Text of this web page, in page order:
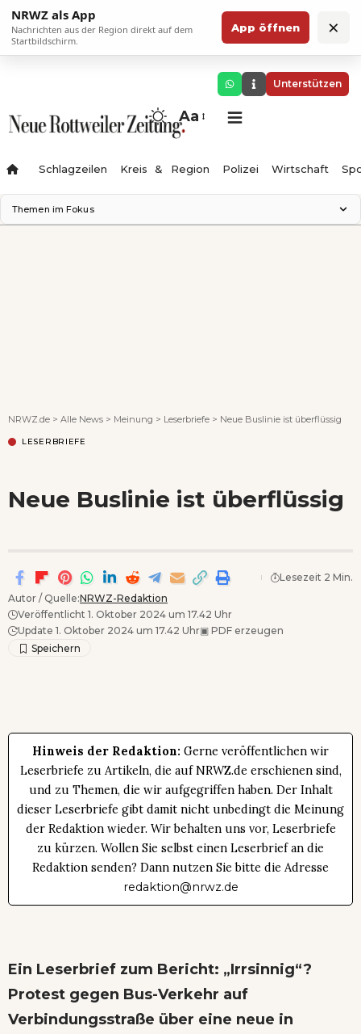
NRWZ als App
Nachrichten aus der Region direkt auf dem
Startbildschirm.
App öffnen ×
Unterstützen
Aa
Schlagzeilen Kreis & Region Polizei Wirtschaft
Themen im Fokus
NRWZ.de > Alle News > Meinung > Leserbriefe > Neue Buslinie ist überflüssig
LESERBRIEFE
Neue Buslinie ist überflüssig
Autor / Quelle:NRWZ-Redaktion
Veröffentlicht 1. Oktober 2024 um 17.42 Uhr
Update 1. Oktober 2024 um 17.42 Uhr▣ PDF erzeugen
Lesezeit 2 Min.
Hinweis der Redaktion: Gerne veröffentlichen wir
Leserbriefe zu Artikeln, die auf NRWZ.de erschienen sind,
und zu Themen, die wir aufgegriffen haben. Der Inhalt
dieser Leserbriefe gibt damit nicht unbedingt die Meinung
der Redaktion wieder. Wir behalten uns vor, Leserbriefe
zu kürzen. Wollen Sie selbst einen Leserbrief an die
Redaktion senden? Dann nutzen Sie bitte die Adresse
redaktion@nrwz.de
Ein Leserbrief zum Bericht: „Irrsinnig“?
Protest gegen Bus-Verkehr auf
Verbindungsstraße über eine neue in